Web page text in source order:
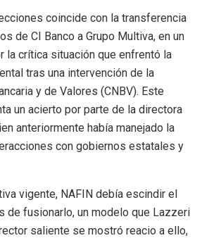
coincide con la transferencia
de CI Banco a Grupo Multiva, en un
la crítica situación que enfrentó la
tras una intervención de la
y de Valores (CNBV). Este
un acierto por parte de la directora
anteriormente había manejado la
con gobiernos estatales y
vigente, NAFIN debía escindir el
de fusionarlo, un modelo que Lazzeri
saliente se mostró reacio a ello,